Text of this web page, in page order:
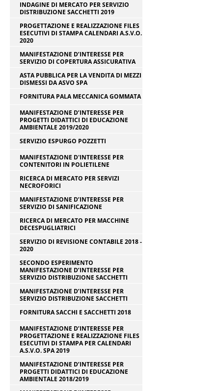
INDAGINE DI MERCATO PER SERVIZIO
DISTRIBUZIONE SACCHETTI 2019
PROGETTAZIONE E REALIZZAZIONE FILES
ESECUTIVI DI STAMPA CALENDARI A.S.V.O.
2020
MANIFESTAZIONE D’INTERESSE PER
SERVIZIO DI COPERTURA ASSICURATIVA
ASTA PUBBLICA PER LA VENDITA DI MEZZI
DISMESSI DA ASVO SPA
FORNITURA PALA MECCANICA GOMMATA
MANIFESTAZIONE D’INTERESSE PER
PROGETTI DIDATTICI DI EDUCAZIONE
AMBIENTALE 2019/2020
SERVIZIO ESPURGO POZZETTI
MANIFESTAZIONE D'INTERESSE PER
CONTENITORI IN POLIETILENE
RICERCA DI MERCATO PER SERVIZI
NECROFORICI
MANIFESTAZIONE D’INTERESSE PER
SERVIZIO DI SANIFICAZIONE
RICERCA DI MERCATO PER MACCHINE
DECESPUGLIATRICI
SERVIZIO DI REVISIONE CONTABILE 2018 -
2020
SECONDO ESPERIMENTO
MANIFESTAZIONE D’INTERESSE PER
SERVIZIO DISTRIBUZIONE SACCHETTI
MANIFESTAZIONE D’INTERESSE PER
SERVIZIO DISTRIBUZIONE SACCHETTI
FORNITURA SACCHI E SACCHETTI 2018
MANIFESTAZIONE D’INTERESSE PER
PROGETTAZIONE E REALIZZAZIONE FILES
ESECUTIVI DI STAMPA PER CALENDARI
A.S.V.O. SPA 2019
MANIFESTAZIONE D’INTERESSE PER
PROGETTI DIDATTICI DI EDUCAZIONE
AMBIENTALE 2018/2019